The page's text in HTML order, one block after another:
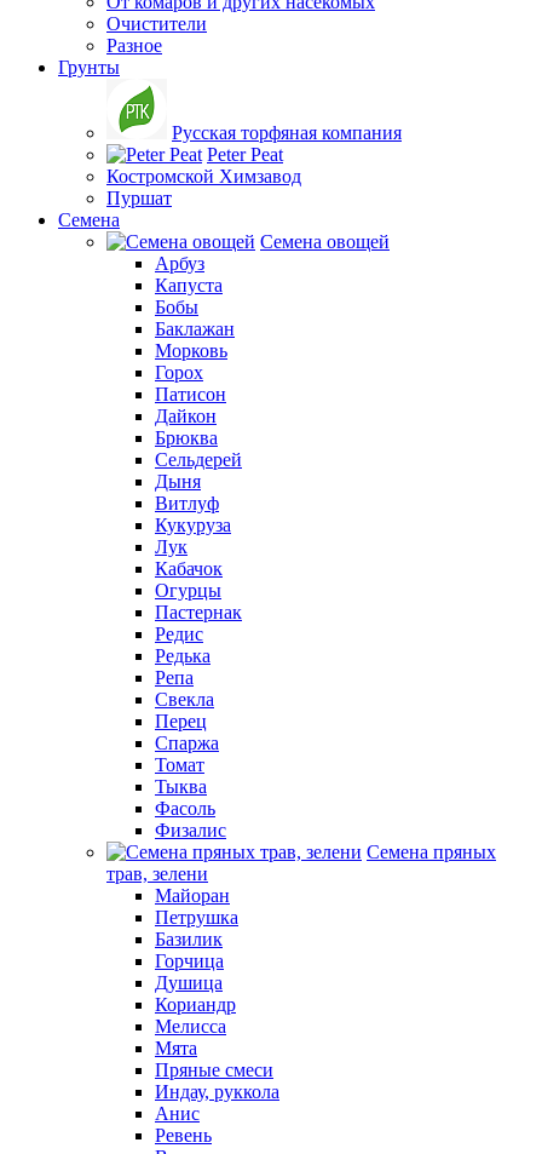
Очистители
Разное
Грунты
Русская торфяная компания
Peter Peat
Костромской Химзавод
Пуршат
Семена
Семена овощей
Арбуз
Капуста
Бобы
Баклажан
Морковь
Горох
Патисон
Дайкон
Брюква
Сельдерей
Дыня
Витлуф
Кукуруза
Лук
Кабачок
Огурцы
Пастернак
Редис
Редька
Репа
Свекла
Перец
Спаржа
Томат
Тыква
Фасоль
Физалис
Семена пряных
трав, зелени
Майоран
Петрушка
Базилик
Горчица
Душица
Кориандр
Мелисса
Мята
Пряные смеси
Индау, руккола
Анис
Ревень